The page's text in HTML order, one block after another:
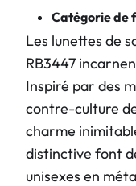
Catégorie de
Les lunettes de
RB3447
Inspiré par des
contre-culture
charme
distinctive font
unisexes en